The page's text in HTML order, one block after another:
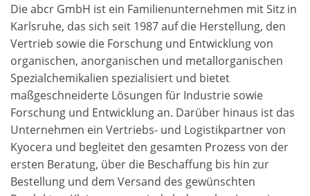
Die abcr GmbH ist ein Familienunternehmen mit Sitz in
Karlsruhe, das sich seit 1987 auf die Herstellung, den
Vertrieb sowie die Forschung und Entwicklung von
organischen, anorganischen und metallorganischen
Spezialchemikalien spezialisiert und bietet
maßgeschneiderte Lösungen für Industrie sowie
Forschung und Entwicklung an. Darüber hinaus ist das
Unternehmen ein Vertriebs- und Logistikpartner von
Kyocera und begleitet den gesamten Prozess von der
ersten Beratung, über die Beschaffung bis hin zur
Bestellung und dem Versand des gewünschten